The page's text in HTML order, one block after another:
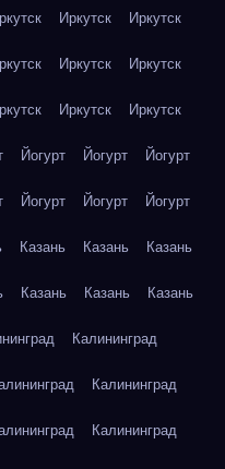
Иркутск Иркутск
Иркутск Иркутск
Иркутск Иркутск
Йогурт Йогурт Йогурт
Йогурт Йогурт Йогурт
Казань Казань Казань
Казань Казань Казань
Калининград
Калининград
Калининград